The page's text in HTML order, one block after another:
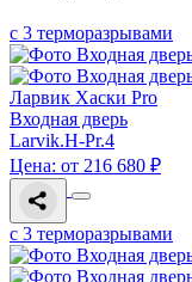
с 3 терморазрывами
Ларвик Хаски Pro
Входная дверь
Larvik.H-Pr.4
Цена: от 216 680 ₽
с 3 терморазрывами